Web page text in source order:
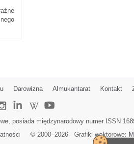
Darowizna Almukantarat Kontakt
posiada międzynarodowy numer ISSN
© 2000–2026 Grafiki wektorowe: